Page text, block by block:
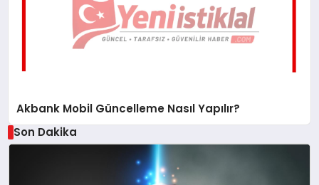
Akbank Mobil Güncelleme Nasıl Yapılır?
Son Dakika